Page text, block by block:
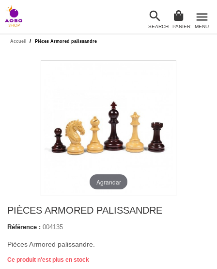
Accueil / Pièces Armored palissandre
Agrandar
PIÈCES ARMORED PALISSANDRE
Référence : 004135
Pièces Armored palissandre.
Ce produit n'est plus en stock

SEARCH PANIER
menu
MENU